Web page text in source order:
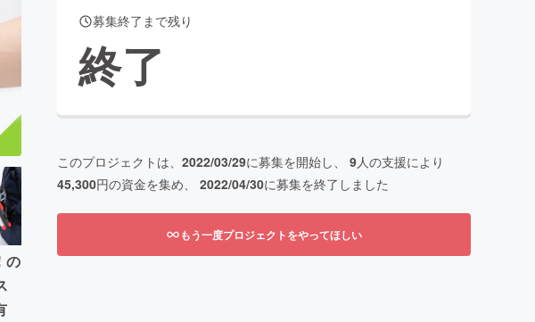
Creation
コミュニティ
の
募集終了まで残り
終了
このプロジェクトは、 2022/03/29に募集を開始し、 9人の支援により
45,300円の資金を集め、 2022/04/30に募集を終了しました
もう一度プロジェクトをやってほしい